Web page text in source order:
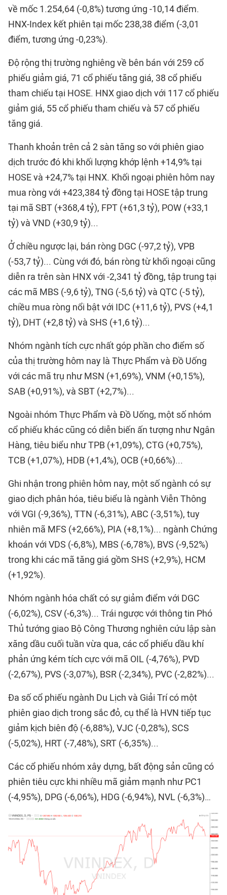
về mốc 1.254,64 (-0,8%) tương ứng -10,14 điểm.
HNX-Index kết phiên tại mốc 238,38 điểm (-3,01
điểm, tương ứng -0,23%).
Độ rộng thị trường nghiêng về bên bán với 259 cổ
phiếu giảm giá, 71 cổ phiếu tăng giá, 38 cổ phiếu
tham chiếu tại HOSE. HNX giao dịch với 117 cổ phiếu
giảm giá, 55 cổ phiếu tham chiếu và 57 cổ phiếu
tăng giá.
Thanh khoản trên cả 2 sàn tăng so với phiên giao
dịch trước đó khi khối lượng khớp lệnh +14,9% tại
HOSE và +24,7% tại HNX. Khối ngoại phiên hôm nay
mua ròng với +423,384 tỷ đồng tại HOSE tập trung
tại mã SBT (+368,4 tỷ), FPT (+61,3 tỷ), POW (+33,1
tỷ) và VND (+30,9 tỷ)...
Ở chiều ngược lại, bán ròng DGC (-97,2 tỷ), VPB
(-53,7 tỷ)... Cùng với đó, bán ròng từ khối ngoại cũng
diễn ra trên sàn HNX với -2,341 tỷ đồng, tập trung tại
các mã MBS (-9,6 tỷ), TNG (-5,6 tỷ) và QTC (-5 tỷ),
chiều mua ròng nổi bật với IDC (+11,6 tỷ), PVS (+4,1
tỷ), DHT (+2,8 tỷ) và SHS (+1,6 tỷ)...
Nhóm ngành tích cực nhất góp phần cho điểm số
của thị trường hôm nay là Thực Phẩm và Đồ Uống
với các mã trụ như MSN (+1,69%), VNM (+0,15%),
SAB (+0,91%), và SBT (+2,7%)...
Ngoài nhóm Thực Phẩm và Đồ Uống, một số nhóm
cổ phiếu khác cũng có diễn biến ấn tượng như Ngân
Hàng, tiêu biểu như TPB (+1,09%), CTG (+0,75%),
TCB (+1,07%), HDB (+1,4%), OCB (+0,66%)...
Ghi nhận trong phiên hôm nay, một số ngành có sự
giao dịch phân hóa, tiêu biểu là ngành Viễn Thông
với VGI (-9,36%), TTN (-6,31%), ABC (-3,51%), tuy
nhiên mã MFS (+2,66%), PIA (+8,1%)... ngành Chứng
khoán với VDS (-6,8%), MBS (-6,78%), BVS (-9,52%)
trong khi các mã tăng giá gồm SHS (+2,9%), HCM
(+1,92%).
Nhóm ngành hóa chất có sự giảm điểm với DGC
(-6,02%), CSV (-6,3%)... Trái ngược với thông tin Phó
Thủ tướng giao Bộ Công Thương nghiên cứu lập sàn
xăng dầu cuối tuần vừa qua, các cổ phiếu dầu khí
phản ứng kém tích cực với mã OIL (-4,76%), PVD
(-2,67%), PVS (-3,07%), BSR (-2,34%), PVC (-2,82%)...
Đa số cổ phiếu ngành Du Lịch và Giải Trí có một
phiên giao dịch trong sắc đỏ, cụ thể là HVN tiếp tục
giảm kịch biên độ (-6,88%), VJC (-0,28%), SCS
(-5,02%), HRT (-7,48%), SRT (-6,35%)...
Các cổ phiếu nhóm xây dựng, bất động sản cũng có
phiên tiêu cực khi nhiều mã giảm mạnh như PC1
(-4,95%), DPG (-6,06%), HDG (-6,94%), NVL (-6,3%)…